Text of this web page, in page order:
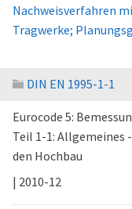
Nachweisverfahren
Tragwerke;
DIN EN 1995-1-1
Eurocode 5:
Teil 1-1: Allgemeines
den Hochbau
| 2010-12